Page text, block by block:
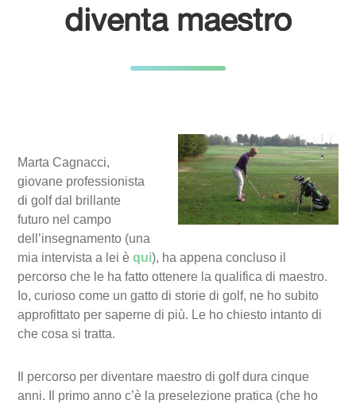
diventa maestro
Marta Cagnacci,
giovane professionista
di golf dal brillante
futuro nel campo
dell’insegnamento (una
mia intervista a lei èqui), ha appena concluso il
percorso che le ha fatto ottenere la qualifica di maestro.
Io, curioso come un gatto di storie di golf, ne ho subito
approfittato per saperne di più. Le ho chiesto intanto di
che cosa si tratta.
Il percorso per diventare maestro di golf dura cinque
anni. Il primo anno c’è la preselezione pratica (che ho